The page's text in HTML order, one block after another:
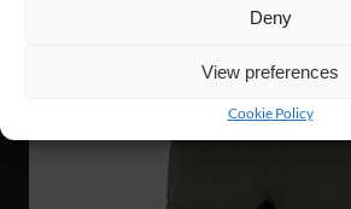
Deny
View preferences
Cookie Policy